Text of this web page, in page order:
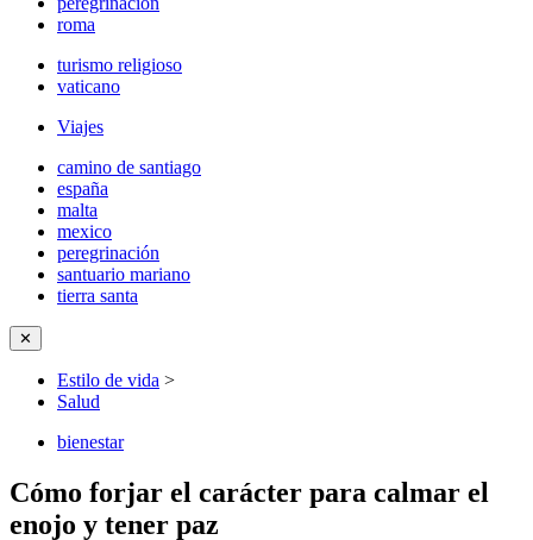
roma
turismo religioso
vaticano
Viajes
camino de santiago
españa
malta
mexico
peregrinación
santuario mariano
tierra santa
✕
Estilo de vida >
Salud
bienestar
Cómo forjar el carácter para calmar el
enojo y tener paz